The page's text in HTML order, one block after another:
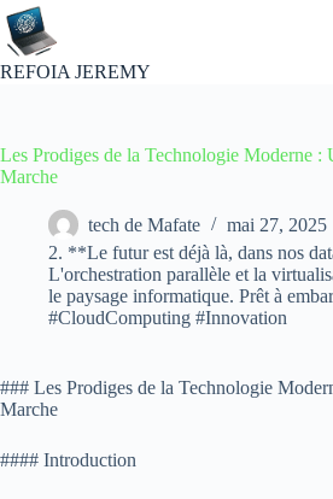
Passer
au
contenu
REFOIA JEREMY
Les Prodiges de la Technologie Moderne :
Marche
tech de Mafate
mai 27, 2025
2. **Le futur est déjà là, dans nos
L'orchestration parallèle et la
le paysage informatique. Prêt à
#CloudComputing #Innovation
### Les Prodiges de la Technologie
Marche
#### Introduction